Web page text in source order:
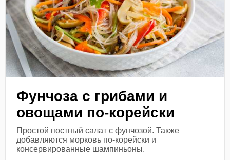
Фунчоза с грибами и
овощами по-корейски
Простой постный салат с фунчозой. Также
добавляются морковь по-корейски и
консервированные шампиньоны.